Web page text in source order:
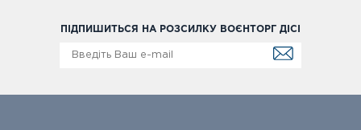
ПІДПИШИТЬСЯ НА РОЗСИЛКУ ВОЄНТОРГ ДІСІ